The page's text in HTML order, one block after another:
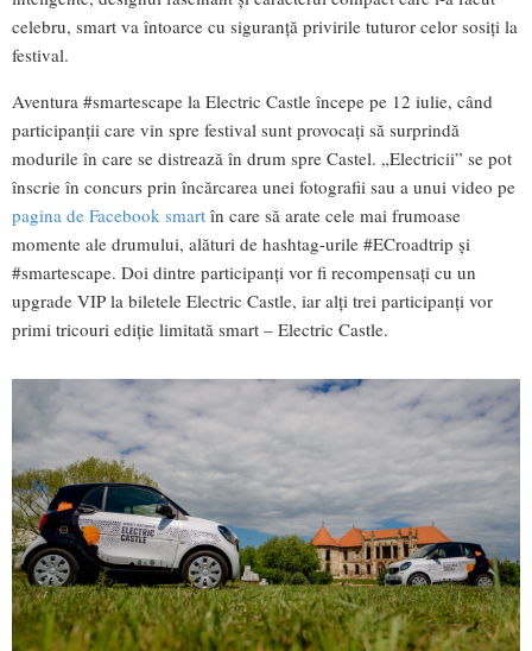
celebru, smart va întoarce cu siguranţă privirile tuturor celor sosiţi la
festival.
Aventura #smartescape la Electric Castle începe pe 12 iulie, când
participanţii care vin spre festival sunt provocaţi să surprindă
modurile în care se distrează în drum spre Castel. „Electricii” se pot
înscrie în concurs prin încărcarea unei fotografii sau a unui video pe
pagina de Facebook smart în care să arate cele mai frumoase
momente ale drumului, alături de hashtag-urile #ECroadtrip şi
#smartescape. Doi dintre participanţi vor fi recompensaţi cu un
upgrade VIP la biletele Electric Castle, iar alţi trei participanţi vor
primi tricouri ediţie limitată smart – Electric Castle.